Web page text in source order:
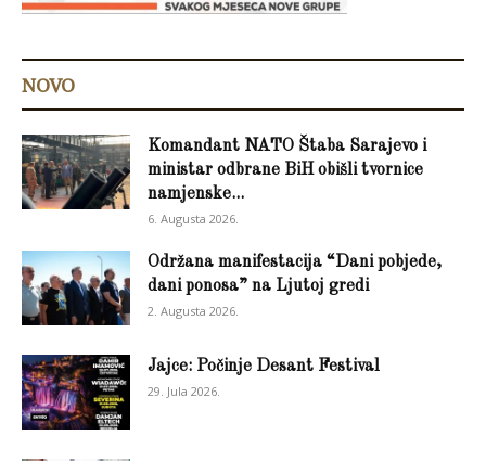
NOVO
Komandant NATO Štaba Sarajevo i
ministar odbrane BiH obišli tvornice
namjenske...
6. Augusta 2026.
Održana manifestacija “Dani pobjede,
dani ponosa” na Ljutoj gredi
2. Augusta 2026.
Jajce: Počinje Desant Festival
29. Jula 2026.